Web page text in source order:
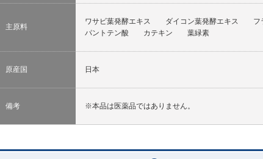
主原料
ワサビ葉発酵エキス ダイコン葉発酵エキス
パントテン酸 カテキン 葉緑素
原産国 日本
備考 ※本品は医薬品ではありません。